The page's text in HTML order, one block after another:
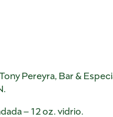
Pereyra, Bar &
– 12 oz. vidrio.